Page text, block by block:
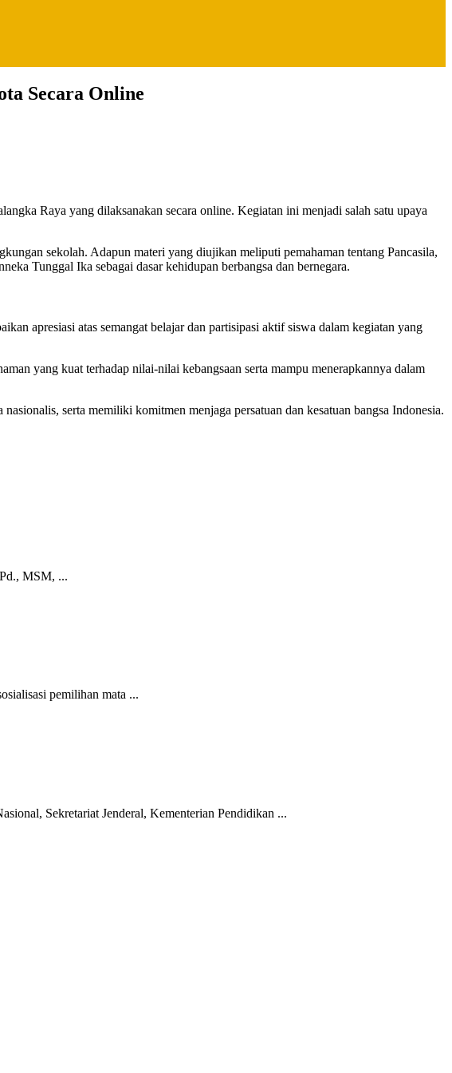
Secara Online
sekolah. Adapun materi yang diujikan meliputi pemahaman tentang Pancasila,
Tunggal Ika sebagai dasar kehidupan berbangsa dan bernegara.
apresiasi atas semangat belajar dan partisipasi aktif siswa dalam kegiatan yang
yang kuat terhadap nilai-nilai kebangsaan serta mampu menerapkannya dalam
serta memiliki komitmen menjaga persatuan dan kesatuan bangsa Indonesia.
MSM, ...
pemilihan mata ...
Sekretariat Jenderal, Kementerian Pendidikan ...